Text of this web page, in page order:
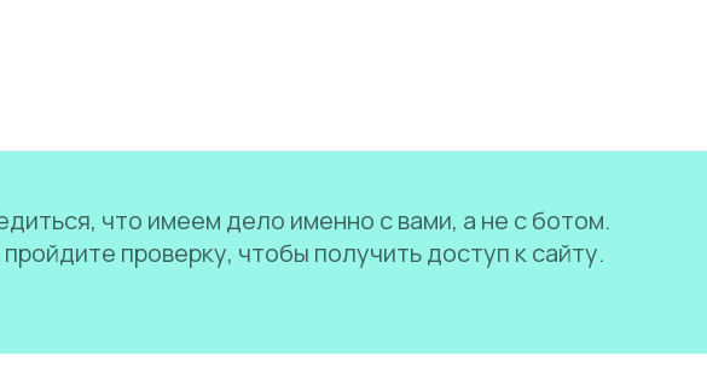
что имеем дело именно с вами, а не с ботом.
проверку, чтобы получить доступ к сайту.